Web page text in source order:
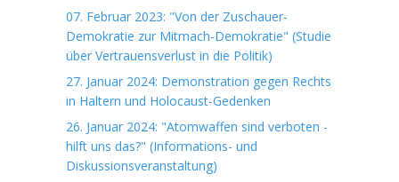
07. Februar 2023: "Von der Zuschauer-
Demokratie zur Mitmach-Demokratie" (Studie
über Vertrauensverlust in die Politik)
27. Januar 2024: Demonstration gegen Rechts
in Haltern und Holocaust-Gedenken
26. Januar 2024: "Atomwaffen sind verboten -
hilft uns das?" (Informations- und
Diskussionsveranstaltung)